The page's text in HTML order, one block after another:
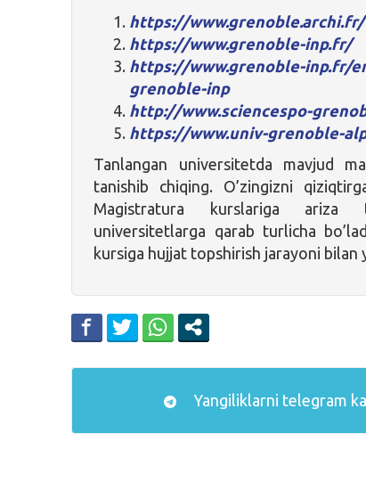
https://www.grenoble.archi.fr/
https://www.grenoble-inp.fr/
https://www.grenoble-inp.fr/
grenoble-inp
http://www.sciencespo-
https://www.univ-grenoble-
Tanlangan universitetda mavjud
tanishib chiqing. O’zingizni
Magistratura kurslariga ariza
universitetlarga qarab turlicha
kursiga hujjat topshirish jarayoni bilan
Yangiliklarni telegram